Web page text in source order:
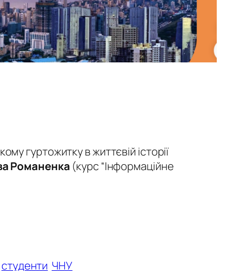
гуртожитку в життєвій історії
Романенка (курс “Інформаційне
студенти ЧНУ